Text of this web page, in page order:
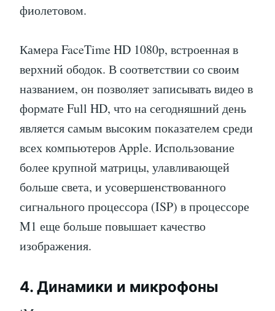
фиолетовом.
Камера FaceTime HD 1080p, встроенная в
верхний ободок. В соответствии со своим
названием, он позволяет записывать видео в
формате Full HD, что на сегодняшний день
является самым высоким показателем среди
всех компьютеров Apple. Использование
более крупной матрицы, улавливающей
больше света, и усовершенствованного
сигнального процессора (ISP) в процессоре
M1 еще больше повышает качество
изображения.
4. Динамики и микрофоны